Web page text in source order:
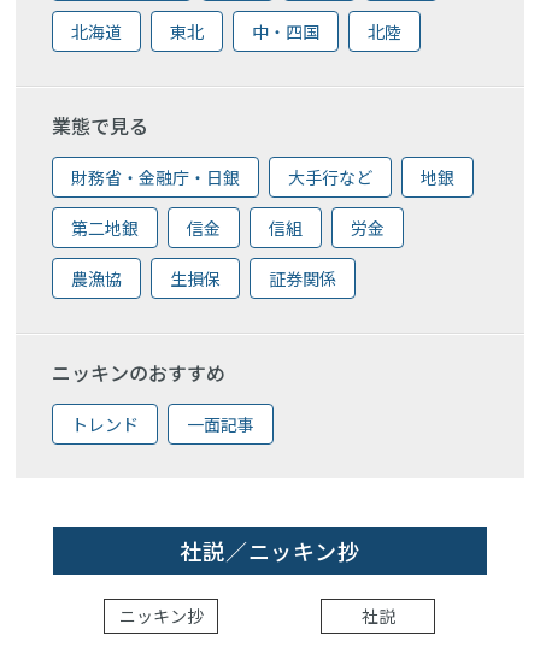
北海道 東北 中・四国 北陸
業態で見る
財務省・金融庁・日銀 大手行など 地銀
第二地銀 信金 信組 労金
農漁協 生損保 証券関係
ニッキンのおすすめ
トレンド 一面記事
社説／ニッキン抄
ニッキン抄 社説